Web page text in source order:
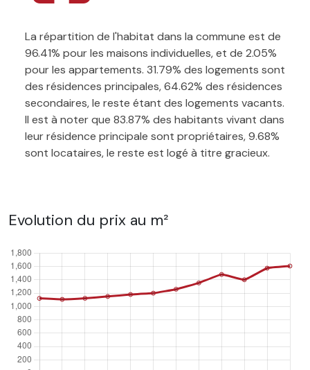
La répartition de l'habitat dans la commune est de
96.41% pour les maisons individuelles, et de 2.05%
pour les appartements. 31.79% des logements sont
des résidences principales, 64.62% des résidences
secondaires, le reste étant des logements vacants.
Il est à noter que 83.87% des habitants vivant dans
leur résidence principale sont propriétaires, 9.68%
sont locataires, le reste est logé à titre gracieux.
Evolution du prix au m²